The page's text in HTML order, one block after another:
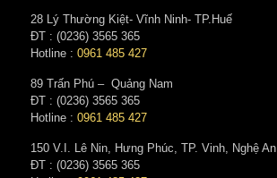
28 Lý Thường Kiệt- Vĩnh Ninh- TP.Huế
ĐT : (0236) 3565 365‬
Hotline : 0961 485 427
89 Trấn Phú – Quảng Nam
ĐT : (0236) 3565 365‬
Hotline : 0961 485 427
150 V.I. Lê Nin, Hưng Phúc, TP. Vinh, Nghệ An
ĐT : (0236) 3565 365‬